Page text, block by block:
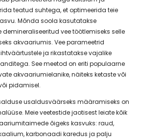
teatud suhtega, et optimeerida teie
Mõnda soola kasutatakse
vee töötlemiseks selle
akvaariumis. Vee parameetrid
ja rikastatakse vajalike
See meetod on eriti populaarne
akvaariumielanike, näiteks ketaste või
pidamisel.
usaldusväärseks määramiseks on
Meie veetestide jaotisest leiate kõik
õigeks kasvuks: raud,
karbonaadi karedus ja palju